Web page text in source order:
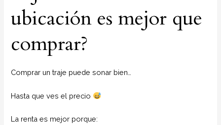
ubicación es mejor que
comprar?
Comprar un traje puede sonar bien…
Hasta que ves el precio
La renta es mejor porque: